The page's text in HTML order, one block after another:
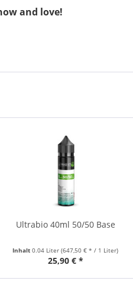
and love!
Ultrabio 40ml 50/50 Base
Inhalt0.04 Liter(647,50 € * / 1 Liter)
25,90 € *